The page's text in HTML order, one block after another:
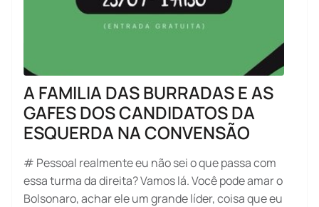
A FAMILIA DAS BURRADAS E AS
GAFES DOS CANDIDATOS DA
ESQUERDA NA CONVENSÃO
# Pessoal realmente eu não sei o que passa com
essa turma da direita? Vamos lá. Você pode amar o
Bolsonaro, achar ele um grande líder, coisa que eu